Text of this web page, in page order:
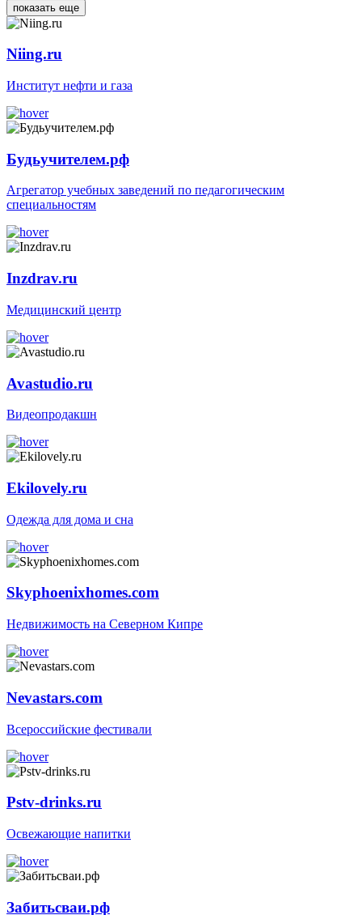
показать еще
Niing.ru
Институт нефти и газа
Будьучителем.рф
Агрегатор учебных заведений по педагогическим
специальностям
Inzdrav.ru
Медицинский центр
Avastudio.ru
Видеопродакшн
Ekilovely.ru
Oдежда для дома и сна
Skyphoenixhomes.com
Недвижимость на Северном Кипре
Nevastars.com
Всероссийские фестивали
Pstv-drinks.ru
Освежающие напитки
Забитьсваи.рф